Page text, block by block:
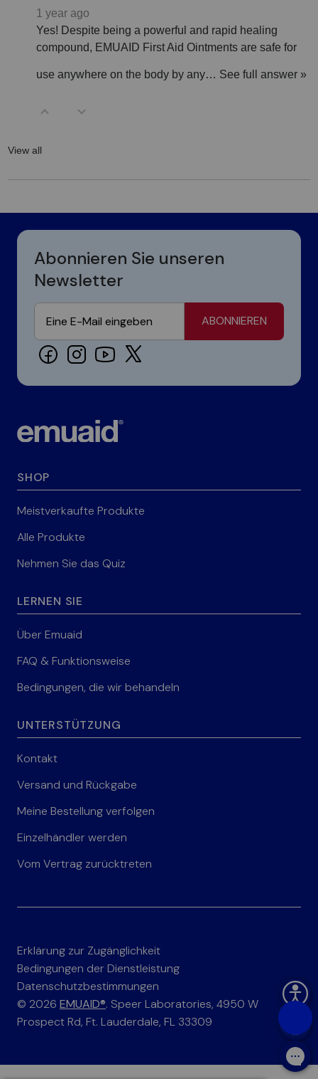
1 year ago
Yes! Despite being a powerful and rapid healing
compound, EMUAID First Aid Ointments are safe for
use anywhere on the body by any… See full answer »
View all
Abonnieren Sie unseren
Newsletter
ABONNIEREN
SHOP
Meistverkaufte Produkte
Alle Produkte
Nehmen Sie das Quiz
LERNEN SIE
Über Emuaid
FAQ & Funktionsweise
Bedingungen, die wir behandeln
UNTERSTÜTZUNG
Kontakt
Versand und Rückgabe
Meine Bestellung verfolgen
Einzelhändler werden
Vom Vertrag zurücktreten
Erklärung zur Zugänglichkeit
Bedingungen der Dienstleistung
Datenschutzbestimmungen
© 2026 EMUAID®. Speer Laboratories, 4950 W
Prospect Rd, Ft. Lauderdale, FL 33309